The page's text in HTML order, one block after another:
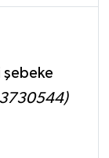
şebeke
3730544)